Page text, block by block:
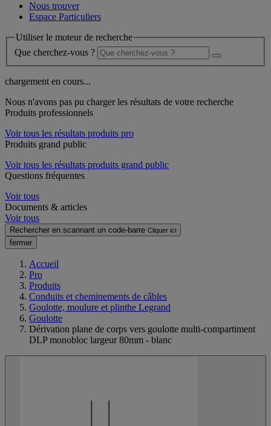
Nous trouver
Espace Particuliers
Utiliser le moteur de recherche
Que cherchez-vous ?
chargement en cours...
Nous n'avons pas pu charger les résultats de votre recherche
Produits professionnels
Voir tous les résultats produits pro
Produits grand public
Voir tous les résultats produits grand public
Questions fréquentes
Voir tous
Documents & articles
Voir tous
Rechercher en scannant un code-barre Cliquer ici
fermer
Accueil
Pro
Produits
Conduits et cheminements de câbles
Goulotte, moulure et plinthe Legrand
Goulotte
Dérivation plane de corps vers goulotte multi-compartiment
DLP monobloc largeur 80mm - blanc